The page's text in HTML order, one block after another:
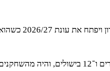
מועדון הכדורגל
אברג’ל, שגדל במחלקת הנוער של המועדון, רשם עונה מצוינת